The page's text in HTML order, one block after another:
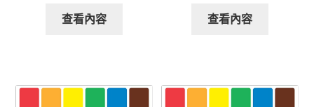
查看內容 查看內容